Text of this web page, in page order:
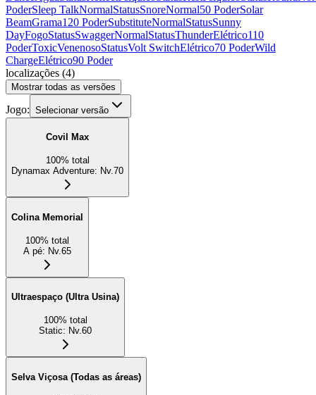
PoderSleep TalkNormalStatusSnoreNormal50 PoderSolar
BeamGrama120 PoderSubstituteNormalStatusSunny
DayFogoStatusSwaggerNormalStatusThunderElétrico110
PoderToxicVenenosoStatusVolt SwitchElétrico70 PoderWild
ChargeElétrico90 Poder
localizações (4)
Mostrar todas as versões
Jogo: Selecionar versão
Covil Max
100% total
Dynamax Adventure: Nv.70
Colina Memorial
100% total
A pé: Nv.65
Ultraespaço (Ultra Usina)
100% total
Static: Nv.60
Selva Viçosa (Todas as áreas)